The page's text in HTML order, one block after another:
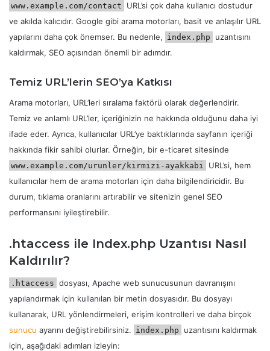
www.example.com/contact
URL’si çok daha kullanıcı dostudur
ve akılda kalıcıdır. Google gibi arama motorları, basit ve anlaşılır URL
yapılarını daha çok önemser. Bu nedenle, index.php
uzantısını
kaldırmak, SEO açısından önemli bir adımdır.
Temiz URL’lerin SEO’ya Katkısı
Arama motorları, URL’leri sıralama faktörü olarak değerlendirir.
Temiz ve anlamlı URL’ler, içeriğinizin ne hakkında olduğunu daha iyi
ifade eder. Ayrıca, kullanıcılar URL’ye baktıklarında sayfanın içeriği
hakkında fikir sahibi olurlar. Örneğin, bir e-ticaret sitesinde
www.example.com/urunler/kirmizi-ayakkabi
URL’si, hem
kullanıcılar hem de arama motorları için daha bilgilendiricidir. Bu
durum, tıklama oranlarını artırabilir ve sitenizin genel SEO
performansını iyileştirebilir.
.htaccess ile Index.php Uzantısı Nasıl
Kaldırılır?
.htaccess dosyası, Apache web sunucusunun davranışını
yapılandırmak için kullanılan bir metin dosyasıdır. Bu dosyayı
kullanarak, URL yönlendirmeleri, erişim kontrolleri ve daha birçok
sunucu ayarını değiştirebilirsiniz. index.php
uzantısını kaldırmak
için, aşağıdaki adımları izleyin: